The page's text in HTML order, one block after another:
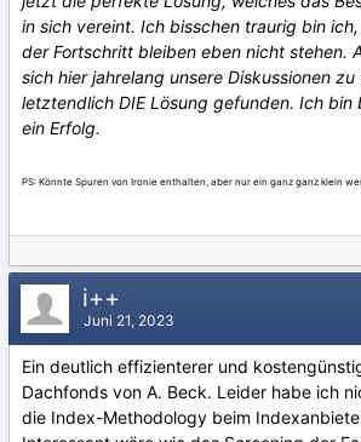
in sich vereint. Ich bisschen traurig bin
der Fortschritt bleiben eben nicht stehen.
sich hier jahrelang unsere Diskussionen
letztendlich DIE Lösung gefunden. Ich bin
ein Erfolg.
PS: Könnte Spuren von Ironie enthalten, aber nur ein ganz ganz klein
i++
Juni 21, 2023
Ein deutlich effizienterer und
Dachfonds von A. Beck. Leider habe ich
die Index-Methodology beim